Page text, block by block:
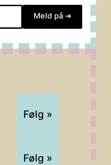
Meld på ➔
Følg »
Følg »